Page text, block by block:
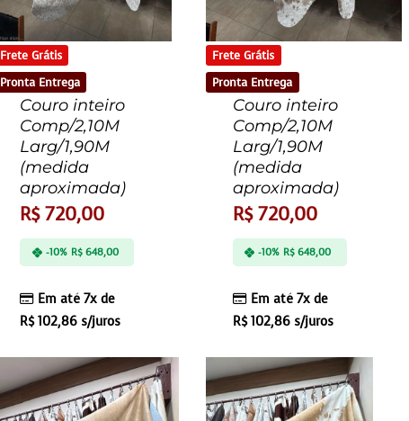
Frete Grátis
Pronta Entrega
Couro inteiro
Comp/2,10M
Larg/1,90M
(medida
aproximada)
R$720,00
Em até 7x de
R$102,86 s/juros
-10% R$648,00
Frete Grátis
Pronta Entrega
Couro inteiro
Comp/2,10M
Larg/1,90M
(medida
aproximada)
R$720,00
Em até 7x de
R$102,86s/juros
-10% R$ 648,00